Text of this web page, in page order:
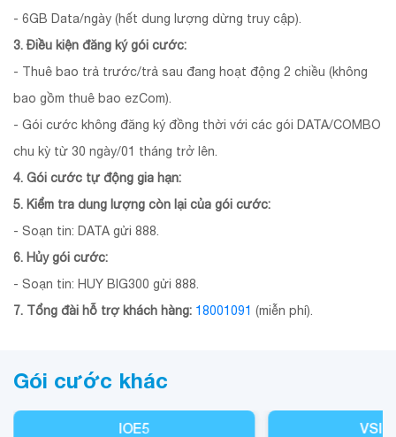
- 6GB Data/ngày (hết dung lượng dừng truy cập).
3. Điều kiện đăng ký gói cước:
- Thuê bao trả trước/trả sau đang hoạt động 2 chiều (không
bao gồm thuê bao ezCom).
- Gói cước không đăng ký đồng thời với các gói DATA/COMBO
chu kỳ từ 30 ngày/01 tháng trở lên.
4. Gói cước tự động gia hạn:
5. Kiểm tra dung lượng còn lại của gói cước:
- Soạn tin: DATA gửi 888.
6. Hủy gói cước:
- Soạn tin: HUY BIG300 gửi 888.
7. Tổng đài hỗ trợ khách hàng: 18001091 (miễn phí).
Gói cước khác
IOE5